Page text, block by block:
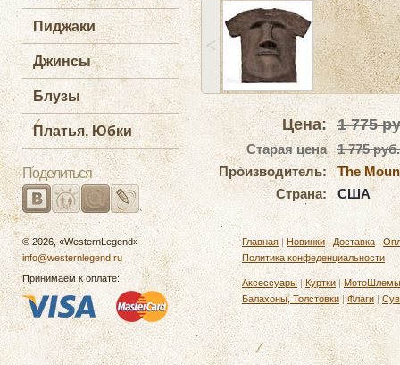
Пиджаки
Джинсы
Блузы
Платья, Юбки
Поделиться
˂
Цена: 1 775
Старая цена
1 775 руб.
Производитель:
The
Страна:
США
© 2026, «WesternLegend»
info@westernlegend.ru
Принимаем к оплате:
Главная | Новинки | Доставка |
Политика конфеденциальности
Аксессуары |Куртки |МотоШлемы
Балахоны, Толстовки | Флаги |